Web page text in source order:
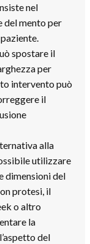
nel
del mento per
spostare il
per
intervento può
il
alla
utilizzare
dimensioni del
protesi, il
o altro
la
del